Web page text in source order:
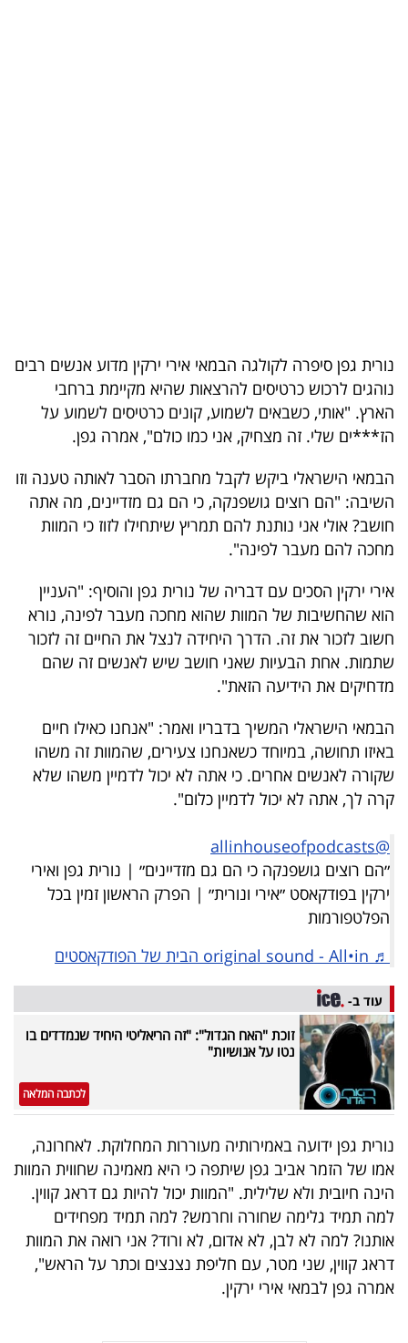
המילון
הכלכלי
פודקאסט
40
UNDER
40
שיתופי
פעולה
דרושים
ניוזלטרים
מייל
אדום
פרסמו
עקבו
אחרינו:
נורית גפן סיפרה לקולגה הבמאי אירי ירקין מדוע אנשים רבים
נוהגים לרכוש כרטיסים להרצאות שהיא מקיימת ברחבי
הארץ. "אותי, כשבאים לשמוע, קונים כרטיסים לשמוע על
הז***ים שלי. זה מצחיק, אני כמו כולם", אמרה גפן.
הבמאי הישראלי ביקש לקבל מחברתו הסבר לאותה טענה וזו
השיבה: "הם רוצים גושפנקה, כי הם גם מזדיינים, מה אתה
חושב? אולי אני נותנת להם תמריץ שיתחילו לזוז כי המוות
מחכה להם מעבר לפינה".
אירי ירקין הסכים עם דבריה של נורית גפן והוסיף: "העניין
הוא שהחשיבות של המוות שהוא מחכה מעבר לפינה, נורא
חשוב לזכור את זה. הדרך היחידה לנצל את החיים זה לזכור
שתמות. אחת הבעיות שאני חושב שיש לאנשים זה שהם
מדחיקים את הידיעה הזאת".
הבמאי הישראלי המשיך בדבריו ואמר: "אנחנו כאילו חיים
באיזו תחושה, במיוחד כשאנחנו צעירים, שהמוות זה משהו
שקורה לאנשים אחרים. כי אתה לא יכול לדמיין משהו שלא
קרה לך, אתה לא יכול לדמיין כלום".
@allinhouseofpodcasts
״הם רוצים גושפנקה כי הם גם מזדיינים״ | נורית גפן ואירי
ירקין בפודקאסט ״אירי ונורית״ | הפרק הראשון זמין בכל
הפלטפורמות
♬ original sound - All•in הבית של הפודקאסטים
עוד ב-
זוכת "האח הגדול": "זה הריאליטי היחיד שנמדדים בו
נטו על אנושיות"
לכתבה המלאה
נורית גפן ידועה באמירותיה מעוררות המחלוקת. לאחרונה,
אמו של הזמר אביב גפן שיתפה כי היא מאמינה שחווית המוות
הינה חיובית ולא שלילית. "המוות יכול להיות גם דראג קווין.
למה תמיד גלימה שחורה וחרמש? למה תמיד מפחידים
אותנו? למה לא לבן, לא אדום, לא ורוד? אני רואה את המוות
דראג קווין, שני מטר, עם חליפת נצנצים וכתר על הראש",
אמרה גפן לבמאי אירי ירקין.